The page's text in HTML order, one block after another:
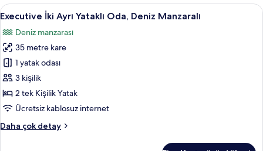
görün
(King)
Boy
Deniz
Manzaralı
hakkında
daha
fazla
detay
Executive
İki
Ayrı
Yataklı
Oda,
Deniz
Manzaralı
için
fotoğrafları
7
Executive İki Ayrı Yataklı Oda, Deniz Manzaralı
Deniz manzarası
35 metre kare
1 yatak odası
3 kişilik
2 tek Kişilik Yatak
Ücretsiz kablosuz internet
Daha çok detay
Executive